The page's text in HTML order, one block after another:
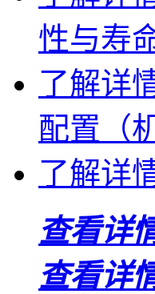
性与寿
了解详
配置（
了解详
查看详
查看详